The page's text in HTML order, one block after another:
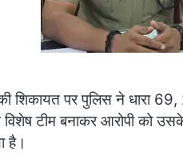
की शिकायत पर पुलिस ने धारा
टीम बनाकर आरोपी को
है।